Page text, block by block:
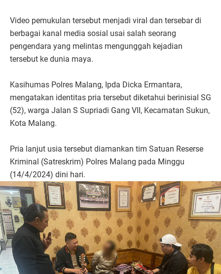
Video pemukulan tersebut menjadi viral dan tersebar di
berbagai kanal media sosial usai salah seorang
pengendara yang melintas mengunggah kejadian
tersebut ke dunia maya.
Kasihumas Polres Malang, Ipda Dicka Ermantara,
mengatakan identitas pria tersebut diketahui berinisial SG
(52), warga Jalan S Supriadi Gang VII, Kecamatan Sukun,
Kota Malang.
Pria lanjut usia tersebut diamankan tim Satuan Reserse
Kriminal (Satreskrim) Polres Malang pada Minggu
(14/4/2024) dini hari.